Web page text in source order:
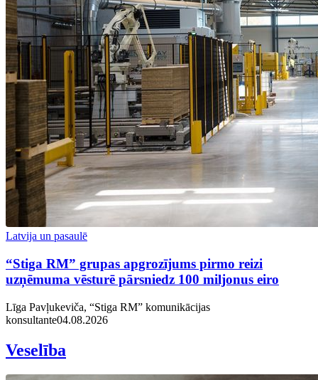
Latvija un pasaulē
“Stiga RM” grupas apgrozījums pirmo reizi
uzņēmuma vēsturē pārsniedz 100 miljonus eiro
Līga Pavļukeviča, “Stiga RM” komunikācijas
konsultante04.08.2026
Veselība